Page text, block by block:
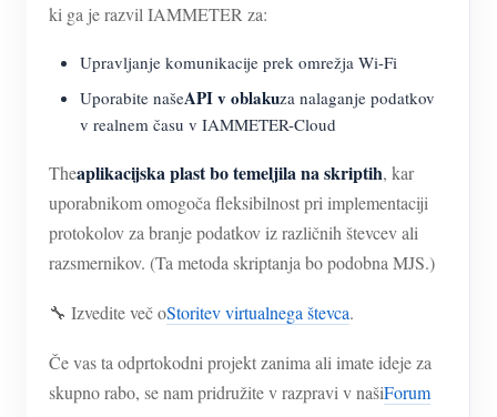
ki ga je razvil IAMMETER za:
Upravljanje komunikacije prek omrežja Wi-Fi
Uporabite našeAPI v oblakuza nalaganje podatkov
v realnem času v IAMMETER-Cloud
Theaplikacijska plast bo temeljila na skriptih, kar
uporabnikom omogoča fleksibilnost pri implementaciji
protokolov za branje podatkov iz različnih števcev ali
razsmernikov. (Ta metoda skriptanja bo podobna MJS.)
🔧 Izvedite več oStoritev virtualnega števca.
Če vas ta odprtokodni projekt zanima ali imate ideje za
skupno rabo, se nam pridružite v razpravi v našiForum